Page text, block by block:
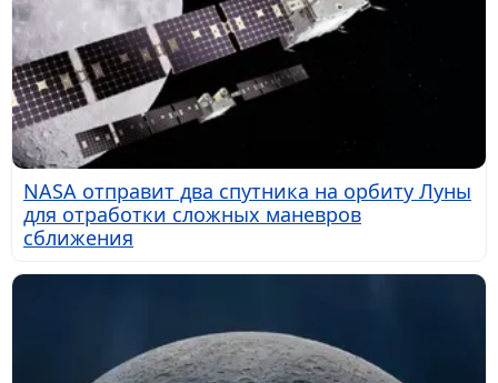
NASA отправит два спутника на орбиту Луны
для отработки сложных маневров
сближения